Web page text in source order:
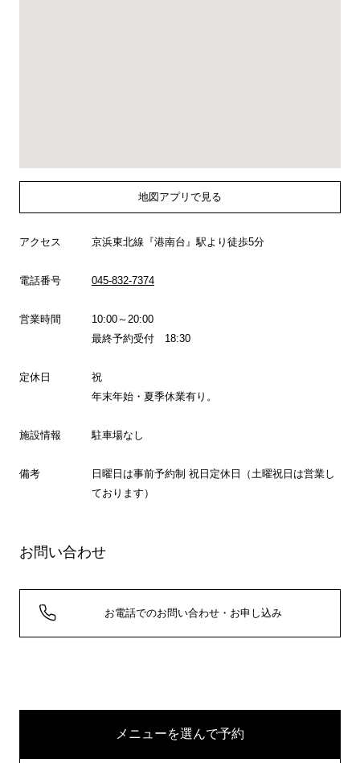
地図アプリで見る
アクセス 京浜東北線『港南台』駅より徒歩5分
電話番号 045-832-7374
営業時間
10:00～20:00
最終予約受付 18:30
定休日
祝
年末年始・夏季休業有り。
施設情報 駐車場なし
備考
日曜日は事前予約制 祝日定休日（土曜祝日は営業し
ております）
お問い合わせ
お電話でのお問い合わせ・お申し込み
メニューを選んで予約